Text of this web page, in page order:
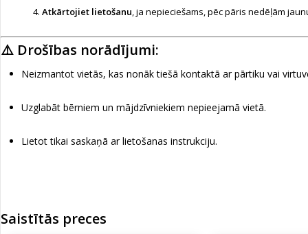
Atkārtojiet lietošanu , ja nepieciešams, pēc pāris nedēļām
⚠️ Drošības norādījumi:
Neizmantot vietās, kas nonāk tiešā kontaktā ar pārtiku vai
Uzglabāt bērniem un mājdzīvniekiem nepieejamā vietā.
Lietot tikai saskaņā ar lietošanas instrukciju.
Saistītās preces